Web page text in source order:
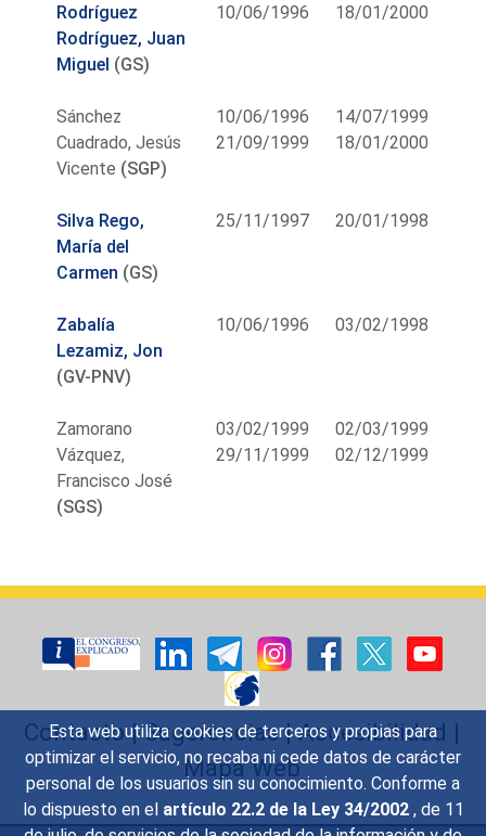
Esta web utiliza cookies de terceros y propias para
optimizar el servicio, no recaba ni cede datos de carácter
personal de los usuarios sin su conocimiento. Conforme a
lo dispuesto en el artículo 22.2 de la Ley 34/2002 , de 11
Rodríguez
Rodríguez, Juan
Miguel (GS)
10/06/1996 18/01/2000
Sánchez
Cuadrado, Jesús
Vicente (SGP)
10/06/1996
21/09/1999
14/07/1999
18/01/2000
Silva Rego,
María del
Carmen (GS)
25/11/1997 20/01/1998
Zabalía
Lezamiz, Jon
(GV-PNV)
10/06/1996 03/02/1998
Zamorano
Vázquez,
Francisco José
(SGS)
03/02/1999
29/11/1999
02/03/1999
02/12/1999
Contacto|Sugerencias|Accesibilidad |
Mapa Web